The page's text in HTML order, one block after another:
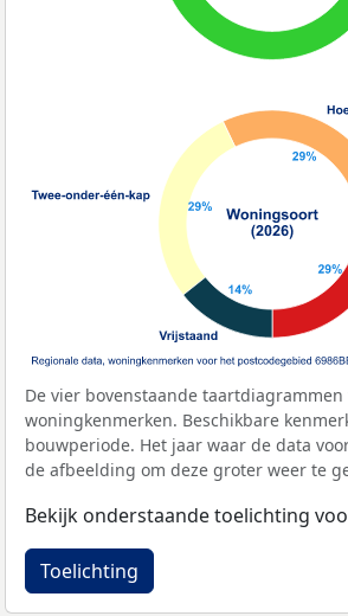
De vier bovenstaande
woningkenmerken. Beschikbare
bouwperiode. Het jaar waar de data
de afbeelding om deze groter weer te
Bekijk onderstaande toelichting
Toelichting